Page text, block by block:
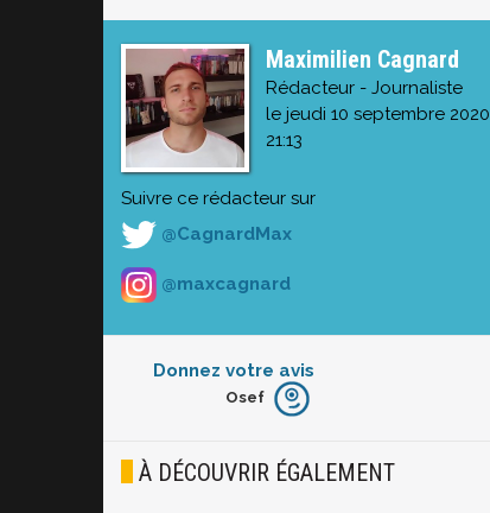
Maximilien Cagnard
Rédacteur - Journaliste
le jeudi 10 septembre 2020
21:13
Suivre ce rédacteur sur
@CagnardMax
@maxcagnard
Donnez votre avis
Furieux
Osef
À DÉCOUVRIR ÉGALEMENT